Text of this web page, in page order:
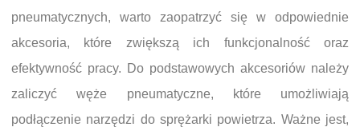
pneumatycznych, warto zaopatrzyć się w odpowiednie
akcesoria, które zwiększą ich funkcjonalność oraz
efektywność pracy. Do podstawowych akcesoriów należy
zaliczyć węże pneumatyczne, które umożliwiają
podłączenie narzędzi do sprężarki powietrza. Ważne jest,